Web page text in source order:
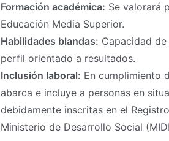
Formación académica: Se valorará
Educación Media Superior.
Habilidades blandas: Capacidad
perfil orientado a resultados.
Inclusión laboral: En cumplimiento
abarca e incluye a personas en
debidamente inscritas en el
Ministerio de Desarrollo Social